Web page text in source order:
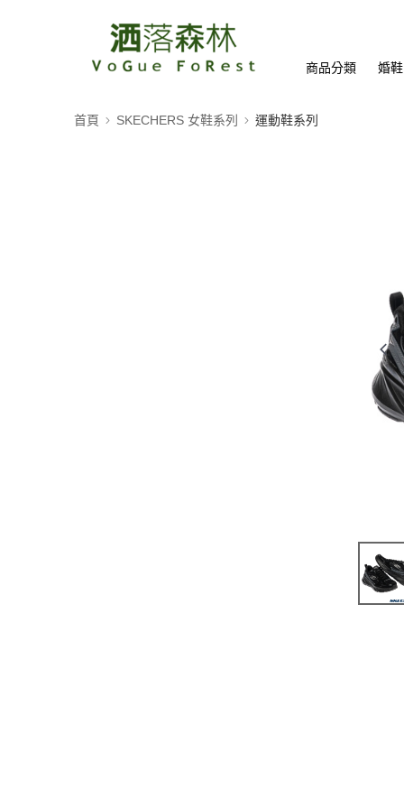
商品分類 婚
首頁 SKECHERS 女鞋系列 運動鞋系列